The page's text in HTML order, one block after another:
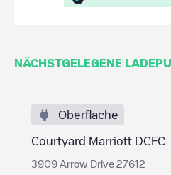
NÄCHSTGELEGENE
Oberfläche
Courtyard Marriott DCFC
3909 Arrow Drive 27612